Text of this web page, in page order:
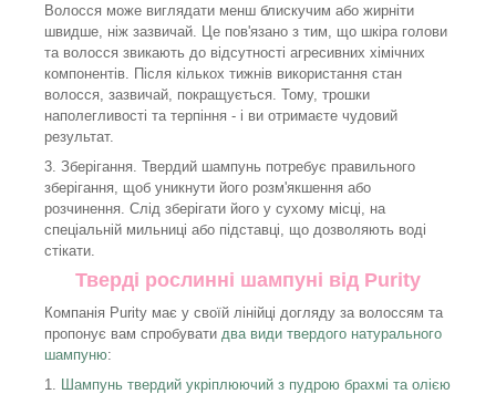
Волосся може виглядати менш блискучим або жирніти
швидше, ніж зазвичай. Це пов'язано з тим, що шкіра голови
та волосся звикають до відсутності агресивних хімічних
компонентів. Після кількох тижнів використання стан
волосся, зазвичай, покращується. Тому, трошки
наполегливості та терпіння - і ви отримаєте чудовий
результат.
3. Зберігання. Твердий шампунь потребує правильного
зберігання, щоб уникнути його розм'якшення або
розчинення. Слід зберігати його у сухому місці, на
спеціальній мильниці або підставці, що дозволяють воді
стікати.
Тверді рослинні шампуні від Purity
Компанія Purity має у своїй лінійці догляду за волоссям та
пропонує вам спробувати два види твердого натурального
шампуню:
1. Шампунь твердий укріплюючий з пудрою брахмі та олією